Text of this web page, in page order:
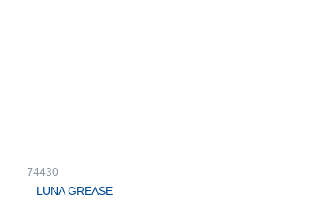
74430
LUNA GREASE